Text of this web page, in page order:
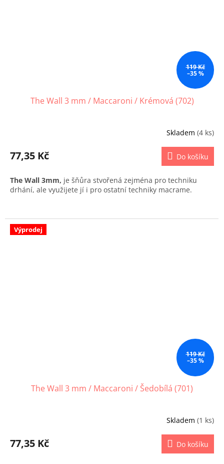
119 Kč
–35 %
The Wall 3 mm / Maccaroni / Krémová (702)
Skladem (4 ks)
77,35 Kč Do košíku
The Wall 3mm, je šňůra stvořená zejména pro techniku
drhání, ale využijete jí i pro ostatní techniky macrame.
Výprodej
119 Kč
–35 %
The Wall 3 mm / Maccaroni / Šedobílá (701)
Skladem (1 ks)
77,35 Kč Do košíku